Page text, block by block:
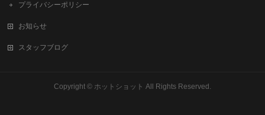
プライバシーポリシー
お知らせ
スタッフブログ
Copyright © ホットショット All Rights Reserved.